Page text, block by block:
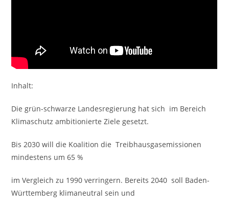
Inhalt:
Die grün-schwarze Landesregierung hat sich im Bereich
Klimaschutz ambitionierte Ziele gesetzt.
Bis 2030 will die Koalition die Treibhausgasemissionen
mindestens um 65 %
im Vergleich zu 1990 verringern. Bereits 2040 soll Baden-
Württemberg klimaneutral sein und